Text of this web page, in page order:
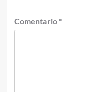
Comentario *